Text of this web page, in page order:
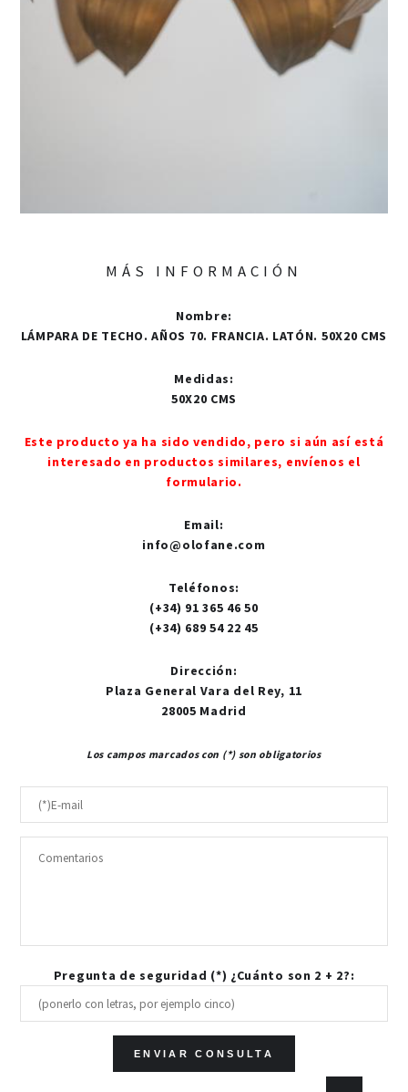
MÁS INFORMACIÓN
Nombre:
LÁMPARA DE TECHO. AÑOS 70. FRANCIA. LATÓN. 50X20 CMS
Medidas:
50X20 CMS
Este producto ya ha sido vendido, pero si aún así está
interesado en productos similares, envíenos el
formulario.
Email:
info@olofane.com
Teléfonos:
(+34) 91 365 46 50
(+34) 689 54 22 45
Dirección:
Plaza General Vara del Rey, 11
28005 Madrid
Los campos marcados con (*) son obligatorios
Pregunta de seguridad (*) ¿Cuánto son 2 + 2?: